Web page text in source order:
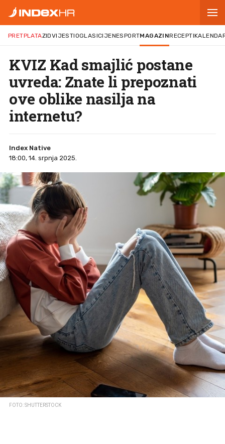
PRETPLATAZIDVIJESTIOGLASICIJENESPORTMAGAZINRECEPTI
KVIZ Kad smajlić postane
uvreda: Znate li prepoznati
ove oblike nasilja na
internetu?
Index Native
18:00, 14. srpnja 2025.
FOTO: SHUTTERSTOCK